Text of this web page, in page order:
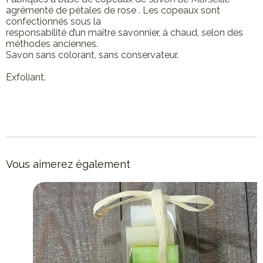
agrémenté de pétales de rose . Les copeaux sont
confectionnés sous la
responsabilité d’un maître savonnier, à chaud, selon des
méthodes anciennes.
Savon sans colorant, sans conservateur.
Exfoliant.
Vous aimerez également
Made in France